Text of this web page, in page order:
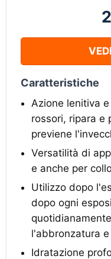
Caratteristiche
Azione lenitiva
rossori, ripara e
previene
Versatilità di
e anche per
Utilizzo dopo
dopo ogni
l'abbronzatura
Idratazione